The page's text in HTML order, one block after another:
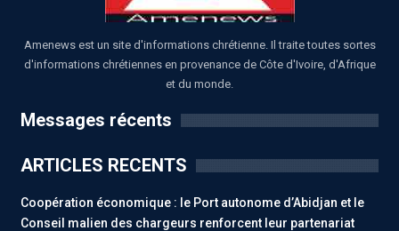
Amenews est un site d'informations chrétienne. Il traite toutes sortes
d'informations chrétiennes en provenance de Côte d'Ivoire, d'Afrique
et du monde.
Messages récents
ARTICLES RECENTS
Coopération économique : le Port autonome d’Abidjan et le
Conseil malien des chargeurs renforcent leur partenariat